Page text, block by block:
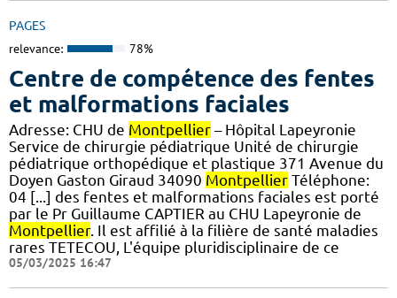
PAGES
relevance: 78%
Centre de compétence des fentes
et malformations faciales
Adresse: CHU de Montpellier – Hôpital Lapeyronie
Service de chirurgie pédiatrique Unité de chirurgie
pédiatrique orthopédique et plastique 371 Avenue du
Doyen Gaston Giraud 34090 Montpellier Téléphone:
04 [...] des fentes et malformations faciales est porté
par le Pr Guillaume CAPTIER au CHU Lapeyronie de
Montpellier. Il est affilié à la filière de santé maladies
rares TETECOU, L'équipe pluridisciplinaire de ce
05/03/2025 16:47